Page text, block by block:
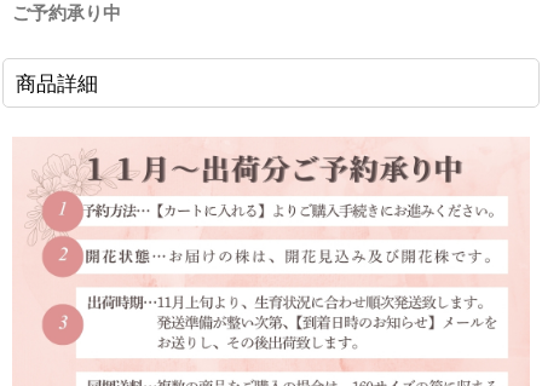
ご予約承り中
商品詳細